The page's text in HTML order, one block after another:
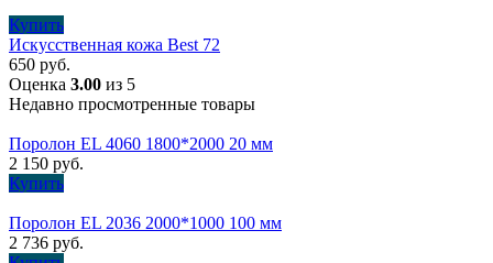
Купить
Искусственная кожа Best 72
650 руб.
Оценка 3.00 из 5
Недавно просмотренные товары
Поролон EL 4060 1800*2000 20 мм
2 150 руб.
Купить
Поролон EL 2036 2000*1000 100 мм
2 736 руб.